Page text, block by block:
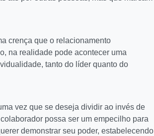
crença que o relacionamento
na realidade pode acontecer uma
tanto do líder quanto do
vez que se deseja dividir ao invés de
possa ser um empecilho para
demonstrar seu poder, estabelecendo